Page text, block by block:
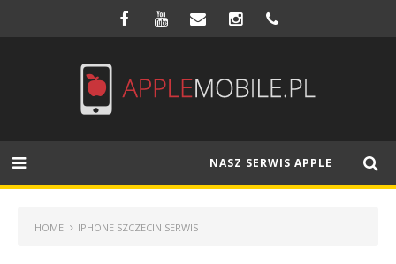
NASZ SERWIS APPLE
HOME IPHONE SZCZECIN SERWIS